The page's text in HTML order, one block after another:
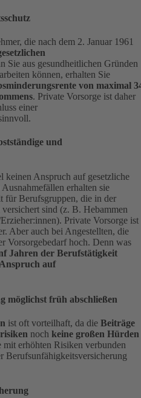
die nach dem 2. Januar 1961
Sie aus gesundheitlichen Gründen
können, erhalten Sie
von maximal
. Private Vorsorge ist daher
einer
und
keinen Anspruch auf gesetzliche
erhalten sie
für Berufsgruppen, die in der
sind (z. B. Hebammen
Private Vorsorge ist
Aber auch bei Angestellten, die
Vorsorgebedarf hoch. Denn was
Jahren der Berufstätigkeit
auf
möglichst früh abschließen
ist oft vorteilhaft, da die Beiträge
noch keine großen Hürden
erhöhten Risiken verbunden
Berufsunfähigkeitsversicherung